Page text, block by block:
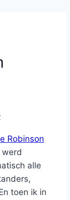
Robinson
alle
toen ik in